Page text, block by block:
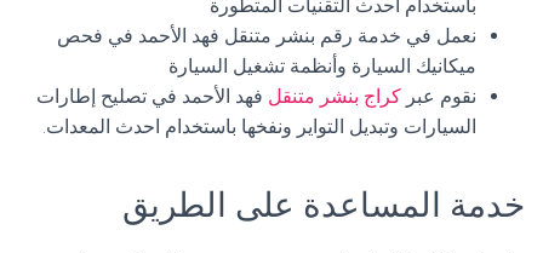
باستخدام احدث التقنيات المتطورة
نعمل في خدمة رقم بنشر متنقل فهد الأحمد في فحص
ميكانيك السيارة وأنظمة تشغيل السيارة
نقوم عبر كراج بنشر متنقل فهد الأحمد في تصليح إطارات
السيارات وتبديل التواير ونفخها باستخدام احدث المعدات.
خدمة المساعدة على الطريق